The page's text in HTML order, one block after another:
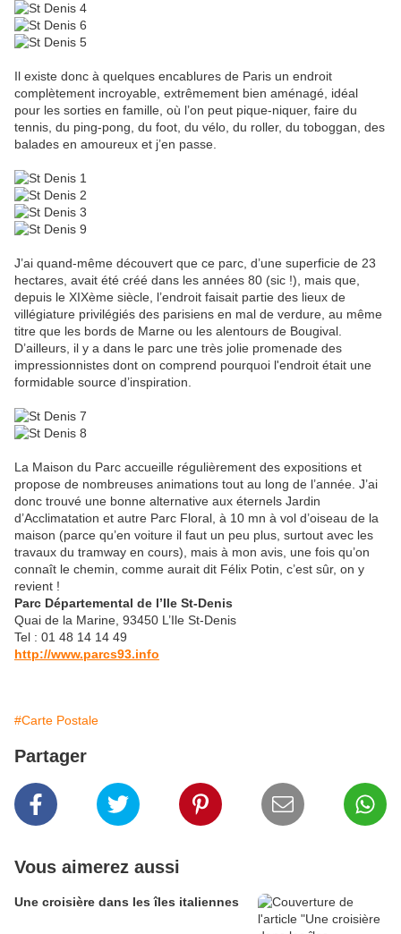
Il existe donc à quelques encablures de Paris un endroit
complètement incroyable, extrêmement bien aménagé, idéal
pour les sorties en famille, où l’on peut pique-niquer, faire du
tennis, du ping-pong, du foot, du vélo, du roller, du toboggan, des
balades en amoureux et j’en passe.
J’ai quand-même découvert que ce parc, d’une superficie de 23
hectares, avait été créé dans les années 80 (sic !), mais que,
depuis le XIXème siècle, l’endroit faisait partie des lieux de
villégiature privilégiés des parisiens en mal de verdure, au même
titre que les bords de Marne ou les alentours de Bougival.
D’ailleurs, il y a dans le parc une très jolie promenade des
impressionnistes dont on comprend pourquoi l'endroit était une
formidable source d’inspiration.
La Maison du Parc accueille régulièrement des expositions et
propose de nombreuses animations tout au long de l’année. J’ai
donc trouvé une bonne alternative aux éternels Jardin
d’Acclimatation et autre Parc Floral, à 10 mn à vol d’oiseau de la
maison (parce qu’en voiture il faut un peu plus, surtout avec les
travaux du tramway en cours), mais à mon avis, une fois qu’on
connaît le chemin, comme aurait dit Félix Potin, c’est sûr, on y
revient !
Parc Départemental de l’Ile St-Denis
Quai de la Marine, 93450 L’Ile St-Denis
Tel : 01 48 14 14 49
http://www.parcs93.info
#Carte Postale
Partager
Vous aimerez aussi
Une croisière dans les îles italiennes